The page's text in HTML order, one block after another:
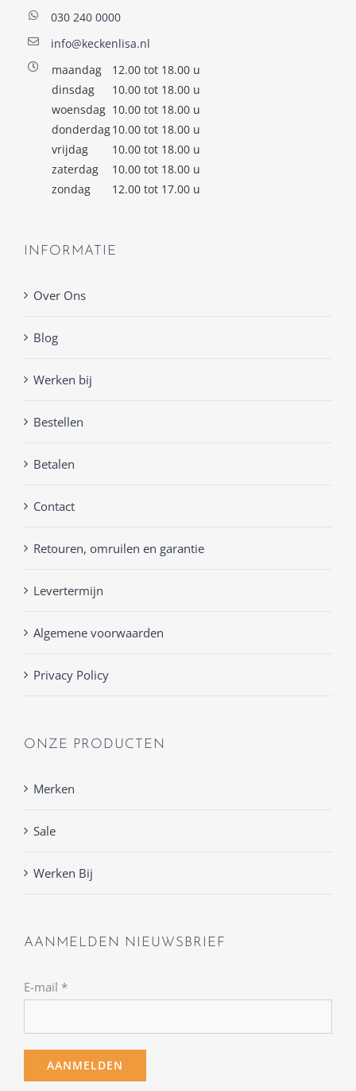
030 240 0000
info@keckenlisa.nl
maandag
12.00 tot 18.00 u
dinsdag
10.00 tot 18.00 u
woensdag 10.00 tot 18.00 u
donderdag10.00 tot 18.00 u
vrijdag
10.00 tot 18.00 u
zaterdag
10.00 tot 18.00 u
zondag
12.00 tot 17.00 u
INFORMATIE
Over Ons
Blog
Werken bij
Bestellen
Betalen
Contact
Retouren, omruilen en garantie
Levertermijn
Algemene voorwaarden
Privacy Policy
ONZE PRODUCTEN
Merken
Sale
Werken Bij
AANMELDEN NIEUWSBRIEF
E-mail *